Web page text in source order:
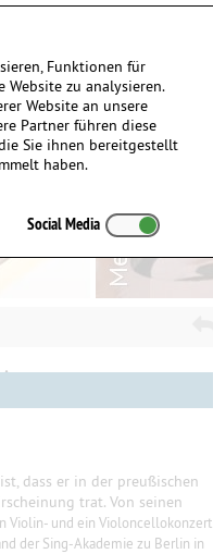
dass er in der preußischen
trat. Von seinen
Violin- und ein Violoncellokonzert
der Sing-Akademie zu Berlin in
Funktionen für
zu analysieren.
Website an unsere
Partner führen diese
Sie ihnen bereitgestellt
haben.
Social Media